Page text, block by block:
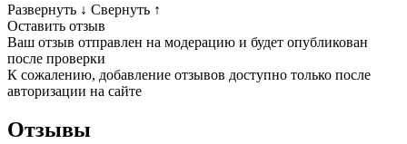
Развернуть ↓ Свернуть ↑
Оставить отзыв
Ваш отзыв отправлен на модерацию и будет опубликован
после проверки
К сожалению, добавление отзывов доступно только после
авторизации на сайте
Отзывы